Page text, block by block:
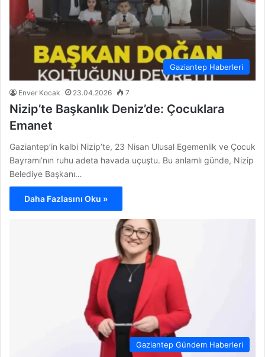
Gaziantep Haberleri
Enver Kocak 23.04.2026 7
Nizip’te Başkanlık Deniz’de: Çocuklara
Emanet
Gaziantep’in kalbi Nizip’te, 23 Nisan Ulusal Egemenlik ve Çocuk
Bayramı’nın ruhu adeta havada uçuştu. Bu anlamlı günde, Nizip
Belediye Başkanı…
Daha Fazlasını Oku »
Gaziantep Gündem Haberleri